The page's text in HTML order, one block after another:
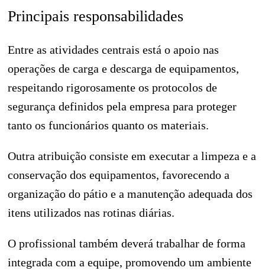
Principais responsabilidades
Entre as atividades centrais está o apoio nas
operações de carga e descarga de equipamentos,
respeitando rigorosamente os protocolos de
segurança definidos pela empresa para proteger
tanto os funcionários quanto os materiais.
Outra atribuição consiste em executar a limpeza e a
conservação dos equipamentos, favorecendo a
organização do pátio e a manutenção adequada dos
itens utilizados nas rotinas diárias.
O profissional também deverá trabalhar de forma
integrada com a equipe, promovendo um ambiente